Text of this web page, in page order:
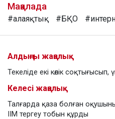
Мақалада
#алаяқтық #БҚО
Алдыңғы жаңалық
Текеліде екі көлік
Келесі жаңалық
Талғарда қаза болған
ІІМ тергеу тобын құрды